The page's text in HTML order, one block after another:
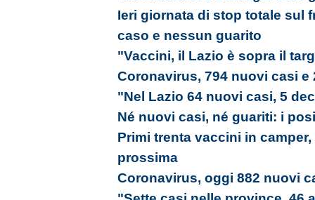
Ieri giornata di stop totale sul
caso e nessun guarito
"Vaccini, il Lazio è sopra il
Coronavirus, 794 nuovi casi e
"Nel Lazio 64 nuovi casi, 5
Né nuovi casi, né guariti: i
Primi trenta vaccini in
prossima
Coronavirus, oggi 882 nuovi